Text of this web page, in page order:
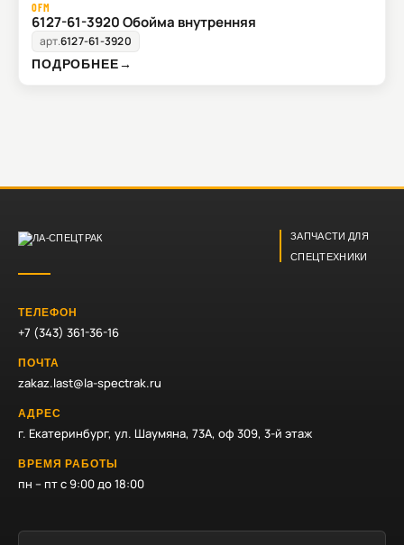
OFM
6127-61-3920 Обойма внутренняя
арт.6127-61-3920
ПОДРОБНЕЕ→
ЗАПЧАСТИ ДЛЯ
СПЕЦТЕХНИКИ
ТЕЛЕФОН
+7 (343) 361-36-16
ПОЧТА
zakaz.last@la-spectrak.ru
АДРЕС
г. Екатеринбург, ул. Шаумяна, 73А, оф 309, 3-й этаж
ВРЕМЯ РАБОТЫ
пн – пт с 9:00 до 18:00